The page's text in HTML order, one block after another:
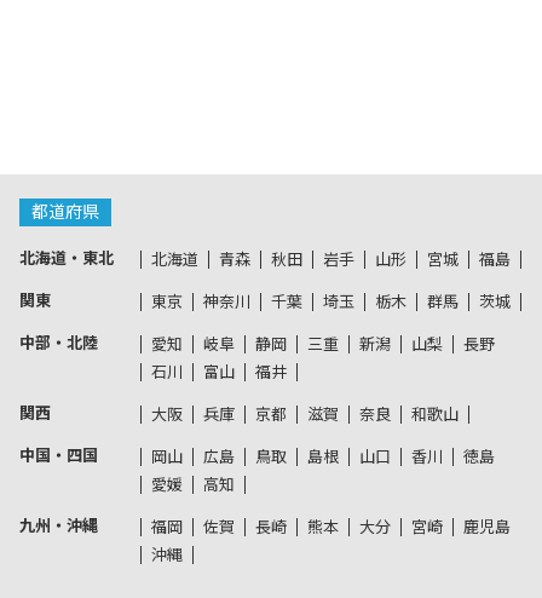
都道府県
北海道・東北 北海道 青森 秋田 岩手 山形 宮城 福島
関東 東京 神奈川 千葉 埼玉 栃木 群馬 茨城
中部・北陸 愛知 岐阜 静岡 三重 新潟 山梨
長野
石川
富山 福井
関西 大阪 兵庫 京都 滋賀 奈良 和歌山
中国・四国 岡山 広島 鳥取 島根 山口 香川
徳島
愛媛
高知
九州・沖縄 福岡 佐賀 長崎 熊本 大分 宮崎
鹿児島
沖縄